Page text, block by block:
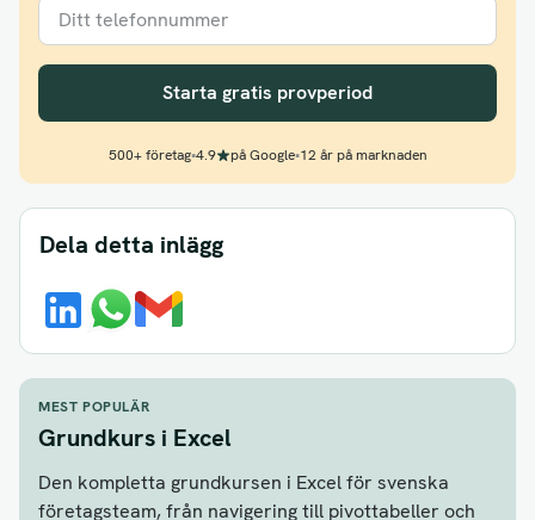
Starta gratis provperiod
500+ företag•4.9 på Google•12 år på marknaden
Dela detta inlägg
MEST POPULÄR
Grundkurs i Excel
Den kompletta grundkursen i Excel för svenska
företagsteam, från navigering till pivottabeller och